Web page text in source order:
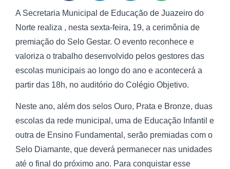
A Secretaria Municipal de Educação de Juazeiro do
Norte realiza , nesta sexta-feira, 19, a cerimônia de
premiação do Selo Gestar. O evento reconhece e
valoriza o trabalho desenvolvido pelos gestores das
escolas municipais ao longo do ano e acontecerá a
partir das 18h, no auditório do Colégio Objetivo.
Neste ano, além dos selos Ouro, Prata e Bronze, duas
escolas da rede municipal, uma de Educação Infantil e
outra de Ensino Fundamental, serão premiadas com o
Selo Diamante, que deverá permanecer nas unidades
até o final do próximo ano. Para conquistar esse